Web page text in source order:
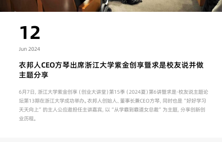
12
Jun 2024
衣邦人CEO方琴出席浙江大学紫金创享暨求是校友说并做
主题分享
6月7日，浙江大学紫金创享（创业大讲堂）第15季（2024夏）第6讲暨求是·校友说主题论
坛第13期在浙江大学成功举办。衣邦人创始人、董事长兼CEO方琴，同时也是“好好学习
天天向上”的主人公应邀担任主讲嘉宾，以“从学霸到霸道女总裁”为主题，分享创新创
业历程。